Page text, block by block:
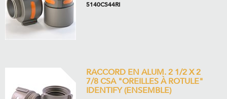
5140CS44RI
RACCORD EN ALUM. 2 1/2 X 2
7/8 CSA "OREILLES À ROTULE"
IDENTIFY (ENSEMBLE)